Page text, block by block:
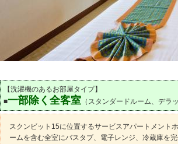
【洗濯機のあるお部屋タイプ】
■一部除く全客室 （スタンダードルーム、デラ
スクンビット15に位置するサービスアパートメント
ームを含む全室にバスタブ、電子レンジ、冷蔵庫を